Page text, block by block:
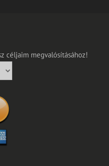
céljaim megvalósításához!